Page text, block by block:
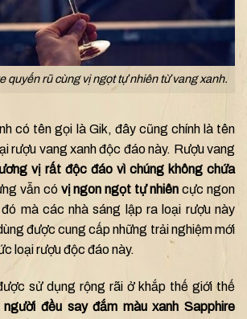
quyến rũ cùng vị ngọt tự nhiên từ vang xanh.
có tên gọi là Gik, đây cũng chính là tên
rượu vang xanh độc đáo này. Rượu vang
vị rất độc đáo vì chúng không chứa
vẫn có vị ngon ngọt tự nhiên cực ngon
mà các nhà sáng lập ra loại rượu này
được cung cấp những trải nghiệm mới
loại rượu độc đáo này.
sử dụng rộng rãi ở khắp thế giới thế
đều say đắm màu xanh Sapphire